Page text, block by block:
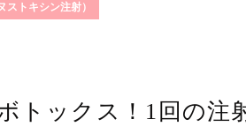
ストキシン注射）
トックス！1回の注